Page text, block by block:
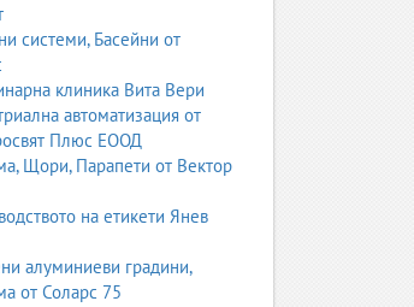
роклята.
наподобявайки буквата
системи, Басейни от
клиника Вита Вери
автоматизация от
Плюс ЕООД
Щори, Парапети от Вектор
на етикети Янев
алуминиеви градини,
от Соларс 75